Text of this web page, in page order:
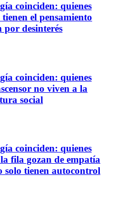
coinciden: quienes
el pensamiento
por desinterés
coinciden: quienes
no viven a la
social
coinciden: quienes
fila gozan de empatía
tienen autocontrol